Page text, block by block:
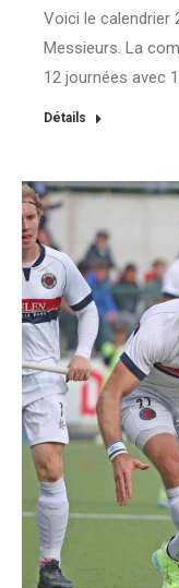
Voici le calendrier
Messieurs. La
12 journées avec
Détails